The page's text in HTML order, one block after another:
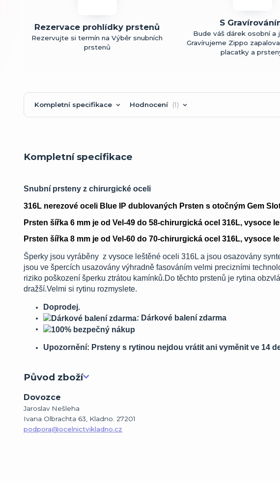
Rezervace prohlídky prstenů
Rezervujte si termín na Výběr snubních
prstenů
S
Bude váš dárek osobní a
Gravírujeme Zippo
placatky a
Kompletní specifikace Hodnocení 1
Kompletní specifikace
Snubní prsteny z chirurgické oceli
316L nerezové oceli Blue IP dublovaných Prsten s otočným Gem
Prsten šířka 6 mm je od Vel-49 do 58-chirurgická ocel 316L, vysoce
Prsten šířka 8 mm je od Vel-60 do 70-chirurgická ocel 316L, vysoce
Šperky jsou vyráběny z vysoce leštěné oceli 316L a jsou osazovány
jsou ve špercích usazovány výhradně fasováním velmi precizními
riziko poškození šperku ztrátou kamínků.Do těchto prstenů je rytina
dražší.Velmi si rytinu rozmyslete.
Doprodej.
: Dárkové balení zdarma
Upozornění: Prsteny s rytinou nejdou vrátit ani vyměnit ve 14
Původ zboží
Dovozce
Jaroslav Nešleha
Ivana Olbrachta 63, Kladno. 27201
podpora@ocelnictvikladno.cz